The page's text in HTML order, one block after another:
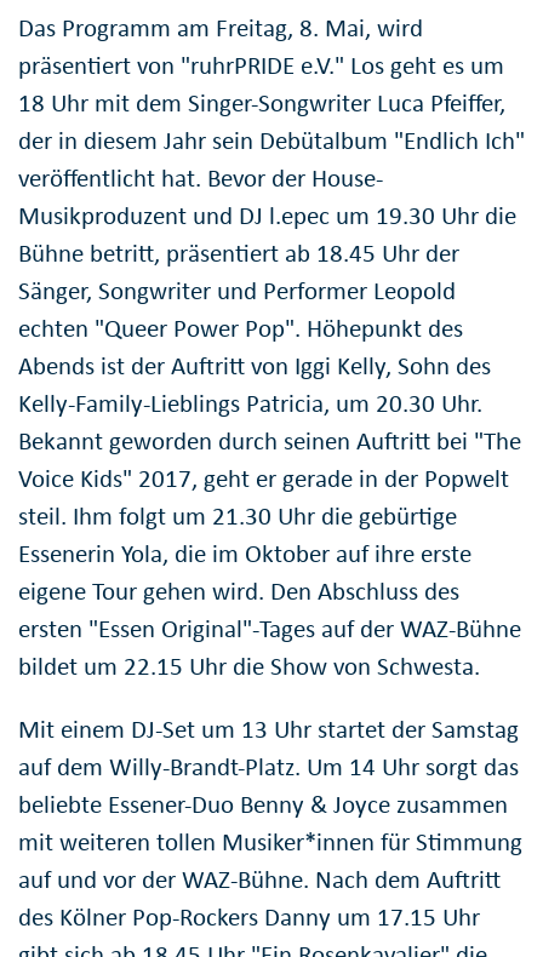
Das Programm am Freitag, 8. Mai, wird
präsentiert von "ruhrPRIDE e.V." Los geht es um
18 Uhr mit dem Singer-Songwriter Luca Pfeiffer,
der in diesem Jahr sein Debütalbum "Endlich Ich"
veröffentlicht hat. Bevor der House-
Musikproduzent und DJ l.epec um 19.30 Uhr die
Bühne betritt, präsentiert ab 18.45 Uhr der
Sänger, Songwriter und Performer Leopold
echten "Queer Power Pop". Höhepunkt des
Abends ist der Auftritt von Iggi Kelly, Sohn des
Kelly-Family-Lieblings Patricia, um 20.30 Uhr.
Bekannt geworden durch seinen Auftritt bei "The
Voice Kids" 2017, geht er gerade in der Popwelt
steil. Ihm folgt um 21.30 Uhr die gebürtige
Essenerin Yola, die im Oktober auf ihre erste
eigene Tour gehen wird. Den Abschluss des
ersten "Essen Original"-Tages auf der WAZ-Bühne
bildet um 22.15 Uhr die Show von Schwesta.
Mit einem DJ-Set um 13 Uhr startet der Samstag
auf dem Willy-Brandt-Platz. Um 14 Uhr sorgt das
beliebte Essener-Duo Benny & Joyce zusammen
mit weiteren tollen Musiker*innen für Stimmung
auf und vor der WAZ-Bühne. Nach dem Auftritt
des Kölner Pop-Rockers Danny um 17.15 Uhr